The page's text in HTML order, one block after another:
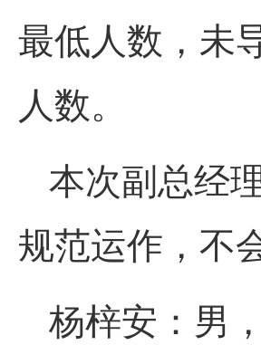
最低人数，未
人数。
本次副总经
规范运作，不
杨梓安：男